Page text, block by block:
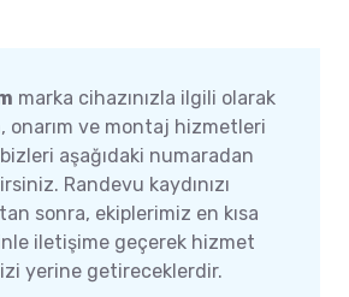
marka cihazınızla ilgili olarak
onarım ve montaj hizmetleri
aşağıdaki numaradan
Randevu kaydınızı
sonra, ekiplerimiz en kısa
iletişime geçerek hizmet
yerine getireceklerdir.